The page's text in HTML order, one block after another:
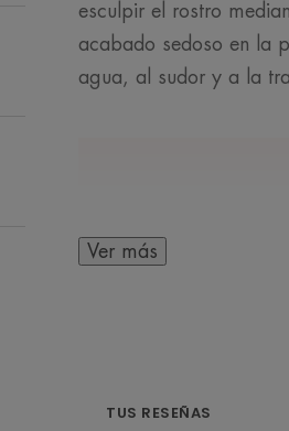
esculpir el rostro
acabado sedoso en la
agua, al sudor y a la
aportar
Ver más
TUS RESEÑAS